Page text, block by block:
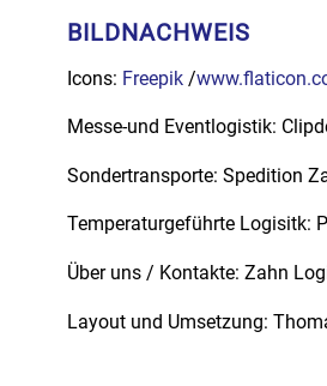
BILDNACHWEIS
Icons: Freepik /
Messe-und Eventlogistik:
Sondertransporte: Spedition
Temperaturgeführte Logisitk:
Über uns / Kontakte: Zahn
Layout und Umsetzung: